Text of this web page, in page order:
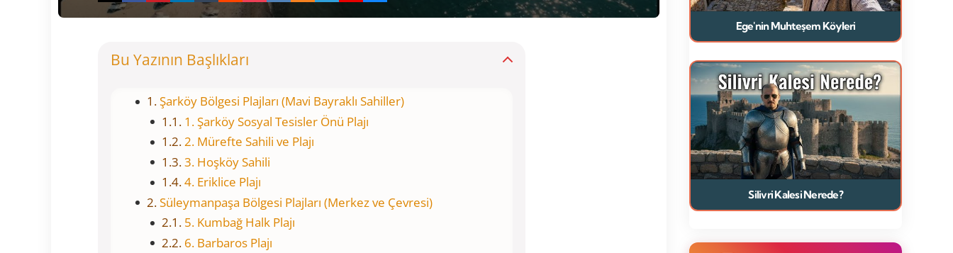
Bu Yazının Başlıkları
Şarköy Bölgesi Plajları (Mavi Bayraklı Sahiller)
1. Şarköy Sosyal Tesisler Önü Plajı
2. Mürefte Sahili ve Plajı
3. Hoşköy Sahili
4. Eriklice Plajı
Süleymanpaşa Bölgesi Plajları (Merkez ve Çevresi)
5. Kumbağ Halk Plajı
6. Barbaros Plajı
Ege'nin Muhteşem Köyleri
Silivri Kalesi Nerede?